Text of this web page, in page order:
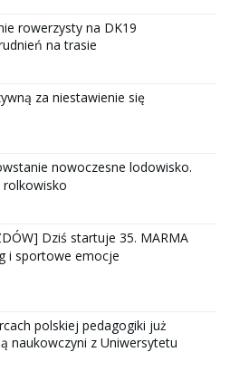
rowerzysty na DK19
na trasie
za niestawienie się
nowoczesne lodowisko.
rolkowisko
Dziś startuje 35. MARMA
i sportowe emocje
polskiej pedagogiki już
naukowczyni z Uniwersytetu